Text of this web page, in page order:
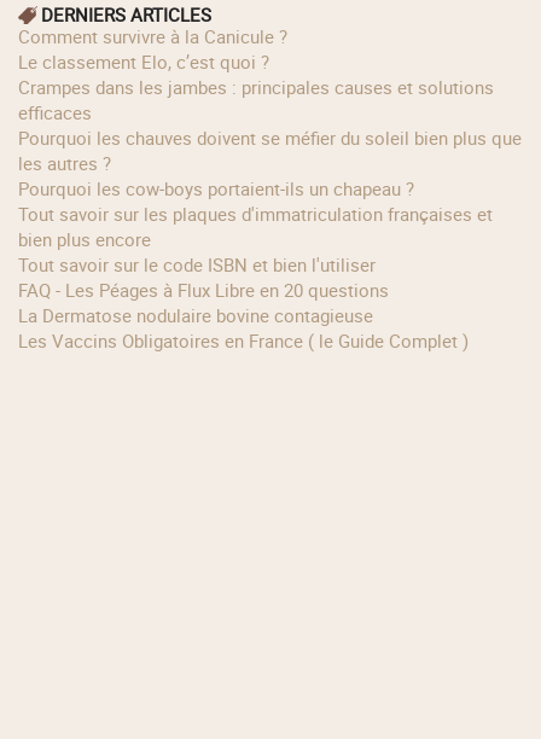
DERNIERS ARTICLES
Comment survivre à la Canicule ?
Le classement Elo, c’est quoi ?
Crampes dans les jambes : principales causes et solutions
efficaces
Pourquoi les chauves doivent se méfier du soleil bien plus que
les autres ?
Pourquoi les cow‑boys portaient‑ils un chapeau ?
Tout savoir sur les plaques d'immatriculation françaises et
bien plus encore
Tout savoir sur le code ISBN et bien l'utiliser
FAQ - Les Péages à Flux Libre en 20 questions
La Dermatose nodulaire bovine contagieuse
Les Vaccins Obligatoires en France ( le Guide Complet )